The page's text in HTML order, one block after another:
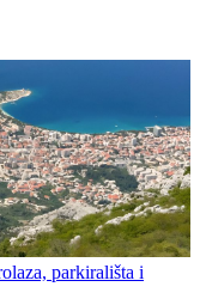
parkirališta i